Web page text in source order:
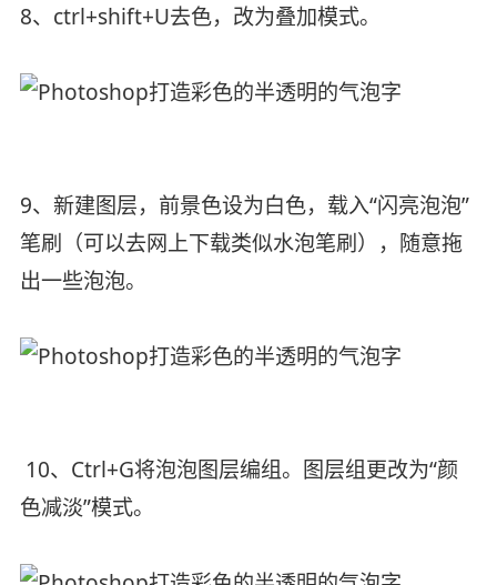
8、ctrl+shift+U去色，改为叠加模式。
9、新建图层，前景色设为白色，载入“闪亮泡泡”
笔刷（可以去网上下载类似水泡笔刷），随意拖
出一些泡泡。
10、Ctrl+G将泡泡图层编组。图层组更改为“颜
色减淡”模式。